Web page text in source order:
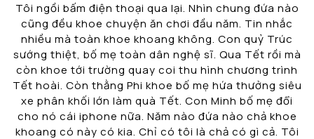
Tôi ngồi bấm điện thoại qua lại. Nhìn chung đứa nào
cũng đều khoe chuyện ăn chơi đầu năm. Tin nhắc
nhiều mà toàn khoe khoang không. Con quỷ Trúc
sướng thiệt, bố mẹ toàn dân nghệ sĩ. Qua Tết rồi mà
còn khoe tới trường quay coi thu hình chương trình
Tết hoài. Còn thằng Phi khoe bố mẹ hứa thưởng siêu
xe phân khối lớn làm quà Tết. Con Minh bố mẹ đổi
cho nó cái iphone nữa. Năm nào đứa nào chả khoe
khoang có này có kia. Chỉ có tôi là chả có gì cả. Tôi